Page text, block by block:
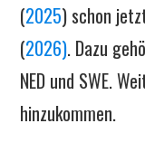
(2025) schon
(2026). Dazu
NED und SWE.
hinzukommen.